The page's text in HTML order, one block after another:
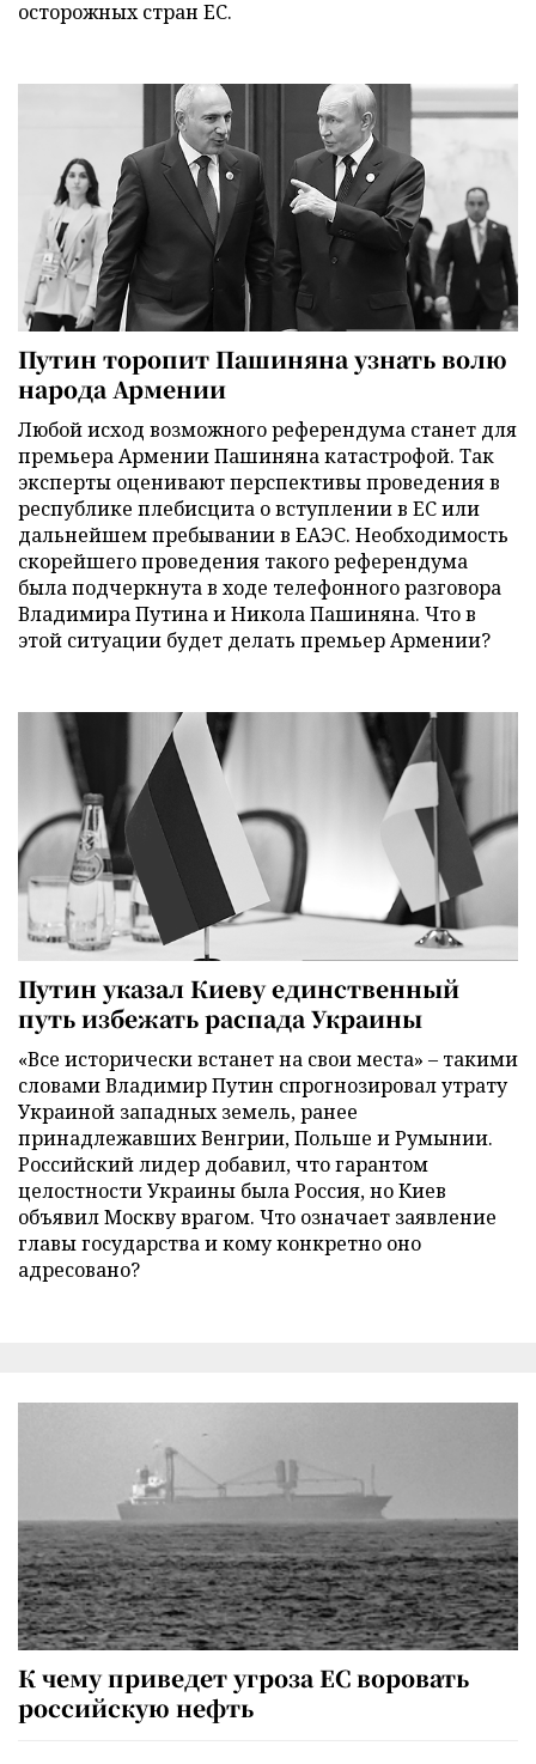
осторожных стран ЕС.
Путин торопит Пашиняна узнать волю
народа Армении
Любой исход возможного референдума станет для
премьера Армении Пашиняна катастрофой. Так
эксперты оценивают перспективы проведения в
республике плебисцита о вступлении в ЕС или
дальнейшем пребывании в ЕАЭС. Необходимость
скорейшего проведения такого референдума
была подчеркнута в ходе телефонного разговора
Владимира Путина и Никола Пашиняна. Что в
этой ситуации будет делать премьер Армении?
Путин указал Киеву единственный
путь избежать распада Украины
«Все исторически встанет на свои места» – такими
словами Владимир Путин спрогнозировал утрату
Украиной западных земель, ранее
принадлежавших Венгрии, Польше и Румынии.
Российский лидер добавил, что гарантом
целостности Украины была Россия, но Киев
объявил Москву врагом. Что означает заявление
главы государства и кому конкретно оно
адресовано?
К чему приведет угроза ЕС воровать
российскую нефть